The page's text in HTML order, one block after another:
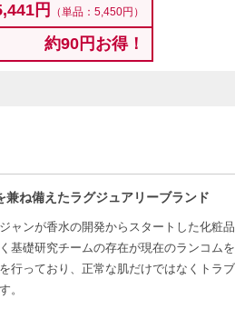
円 （単品：5,450円）
約90円お得！
ね備えたラグジュアリーブランド
ャンが香水の開発からスタートした化粧
基礎研究チームの存在が現在のランコム
行っており、正常な肌だけではなくトラ
。